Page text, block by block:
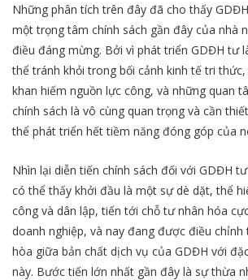
Những phân tích trên đây đã cho thấy
một trọng tâm chính sách gần đây của nhà
điều đáng mừng. Bởi vì phát triển GDĐH tư
thể tránh khỏi trong bối cảnh kinh tế tri
khan hiếm nguồn lực công, và những quan
chính sách là vô cùng quan trọng và cần
thể phát triển hết tiềm năng đóng góp của
Nhìn lại diễn tiến chính sách đối với GDĐH
có thể thấy khởi đầu là một sự dè dặt, thể
công và dân lập, tiến tới chỗ tư nhân hóa
doanh nghiệp, và nay đang được điều
hòa giữa bản chất dịch vụ của GDĐH với
này. Bước tiến lớn nhất gần đây là sự thừa